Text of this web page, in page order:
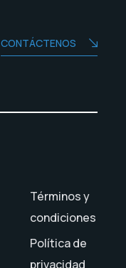
CONTÁCTENOS
Términos y
condiciones
Política de
privacidad